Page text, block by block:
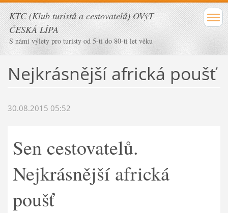
KTC (Klub turistů a cestovatelů) OVýT
ČESKÁ LÍPA
S námi výlety pro turisty od 5-ti do 80-ti let věku
Nejkrásnější africká poušť
30.08.2015 05:52
Sen cestovatelů.
Nejkrásnější africká
poušť